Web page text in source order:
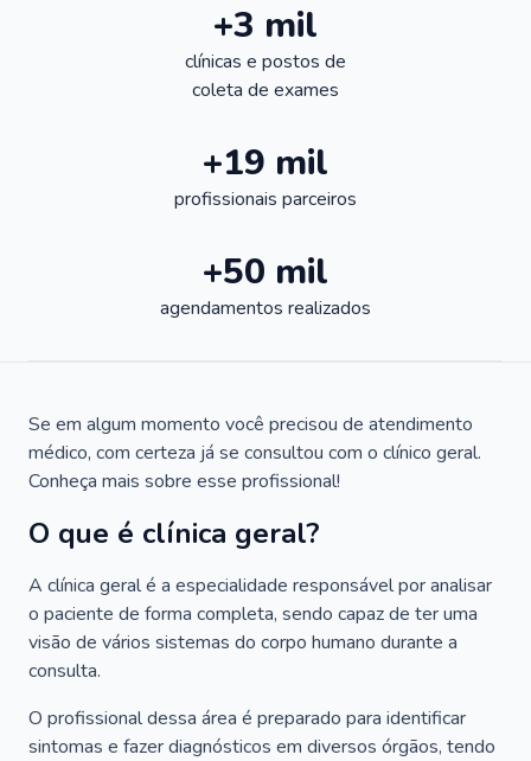
+3 mil
clínicas e postos de
coleta de exames
+19 mil
profissionais parceiros
+50 mil
agendamentos realizados
Se em algum momento você precisou de atendimento
médico, com certeza já se consultou com o clínico geral.
Conheça mais sobre esse profissional!
O que é clínica geral?
A clínica geral é a especialidade responsável por analisar
o paciente de forma completa, sendo capaz de ter uma
visão de vários sistemas do corpo humano durante a
consulta.
O profissional dessa área é preparado para identificar
sintomas e fazer diagnósticos em diversos órgãos, tendo